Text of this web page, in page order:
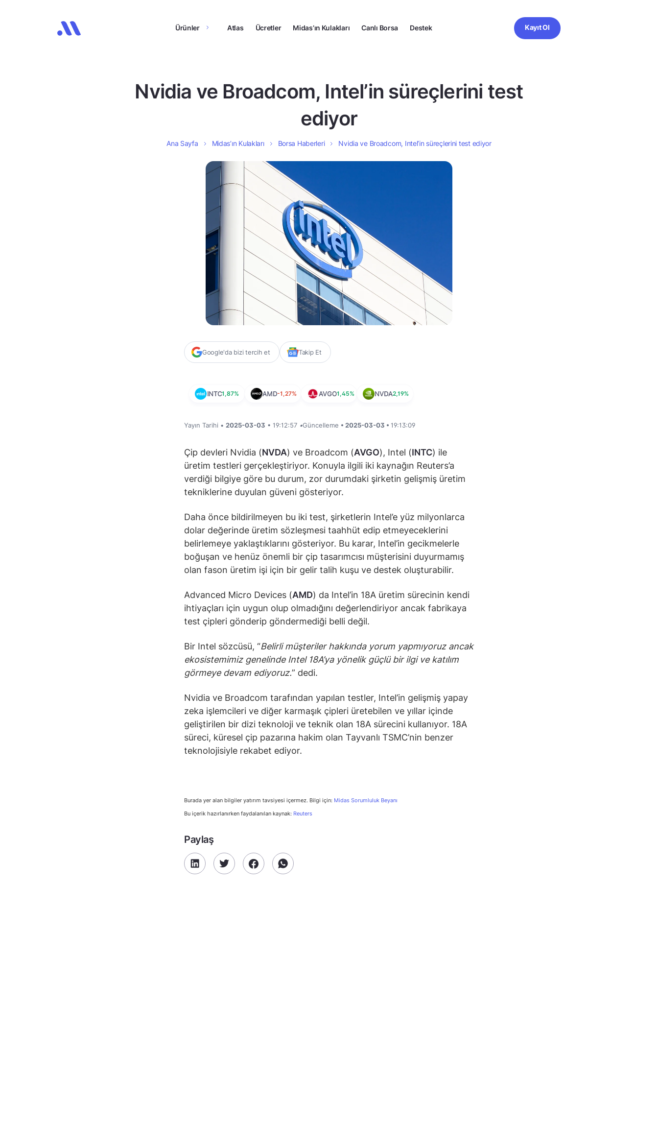
Ürünler Atlas Ücretler Midas’ın Kulakları Canlı Borsa Destek Kayıt Ol
Nvidia ve Broadcom, Intel’in süreçlerini test
ediyor
Ana Sayfa Midas’ın Kulakları Borsa Haberleri Nvidia ve Broadcom, Intel’in süreçlerini test ediyor
Google'da bizi tercih et Takip Et
INTC1,87% AMD-1,27% AVGO1,45% NVDA2,19%
Yayın Tarihi • 2025-03-03 • 19:12:57 •Güncelleme • 2025-03-03 • 19:13:09
Çip devleri Nvidia (NVDA) ve Broadcom (AVGO), Intel (INTC) ile
üretim testleri gerçekleştiriyor. Konuyla ilgili iki kaynağın Reuters’a
verdiği bilgiye göre bu durum, zor durumdaki şirketin gelişmiş üretim
tekniklerine duyulan güveni gösteriyor.
Daha önce bildirilmeyen bu iki test, şirketlerin Intel’e yüz milyonlarca
dolar değerinde üretim sözleşmesi taahhüt edip etmeyeceklerini
belirlemeye yaklaştıklarını gösteriyor. Bu karar, Intel’in gecikmelerle
boğuşan ve henüz önemli bir çip tasarımcısı müşterisini duyurmamış
olan fason üretim işi için bir gelir talih kuşu ve destek oluşturabilir.
Advanced Micro Devices (AMD) da Intel’in 18A üretim sürecinin kendi
ihtiyaçları için uygun olup olmadığını değerlendiriyor ancak fabrikaya
test çipleri gönderip göndermediği belli değil.
Bir Intel sözcüsü, “Belirli müşteriler hakkında yorum yapmıyoruz ancak
ekosistemimiz genelinde Intel 18A’ya yönelik güçlü bir ilgi ve katılım
görmeye devam ediyoruz.” dedi.
Nvidia ve Broadcom tarafından yapılan testler, Intel’in gelişmiş yapay
zeka işlemcileri ve diğer karmaşık çipleri üretebilen ve yıllar içinde
geliştirilen bir dizi teknoloji ve teknik olan 18A sürecini kullanıyor. 18A
süreci, küresel çip pazarına hakim olan Tayvanlı TSMC’nin benzer
teknolojisiyle rekabet ediyor.
Burada yer alan bilgiler yatırım tavsiyesi içermez. Bilgi için: Midas Sorumluluk Beyanı
Bu içerik hazırlanırken faydalanılan kaynak: Reuters
Paylaş